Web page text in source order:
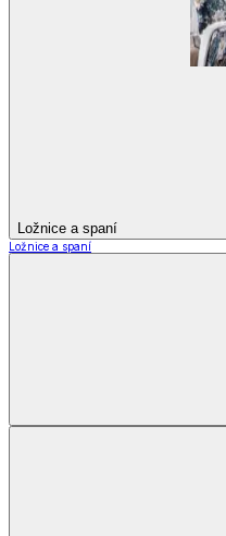
Ložnice a spaní
Ložnice a spaní